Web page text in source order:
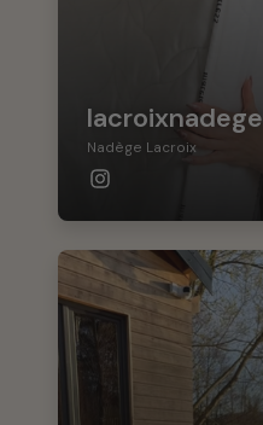
lacroixnadege
Nadège Lacroix